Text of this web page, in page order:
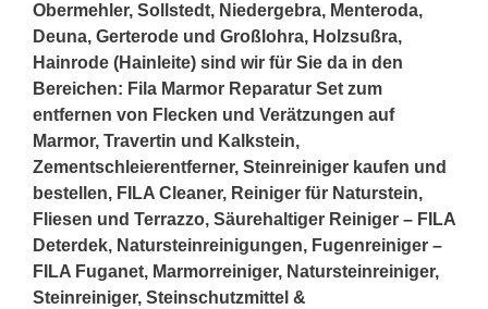
Obermehler, Sollstedt, Niedergebra, Menteroda,
Deuna, Gerterode und Großlohra, Holzsußra,
Hainrode (Hainleite) sind wir für Sie da in den
Bereichen: Fila Marmor Reparatur Set zum
entfernen von Flecken und Verätzungen auf
Marmor, Travertin und Kalkstein,
Zementschleierentferner, Steinreiniger kaufen und
bestellen, FILA Cleaner, Reiniger für Naturstein,
Fliesen und Terrazzo, Säurehaltiger Reiniger – FILA
Deterdek, Natursteinreinigungen, Fugenreiniger –
FILA Fuganet, Marmorreiniger, Natursteinreiniger,
Steinreiniger, Steinschutzmittel &